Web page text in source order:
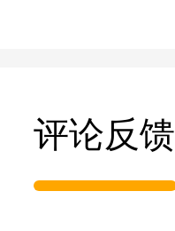
评论反馈